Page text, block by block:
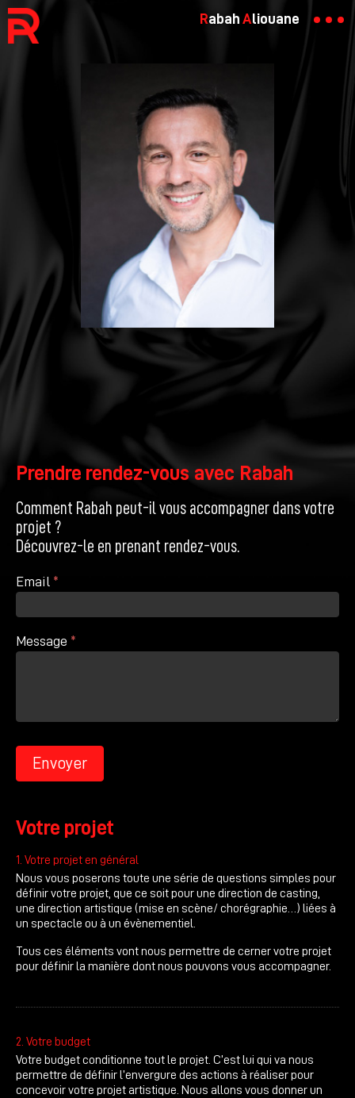
Rabah Aliouane
Prendre rendez-vous avec Rabah
Comment Rabah peut-il vous accompagner dans votre
projet ?
Découvrez-le en prenant rendez-vous.
Contact
Email *
Message *
Envoyer
Si
vous
un
humain,
ne
Votre projet
1. Votre projet en général
Nous vous poserons toute une série de questions simples pour
définir votre projet, que ce soit pour une direction de casting,
une direction artistique (mise en scène/ chorégraphie…) liées à
un spectacle ou à un évènementiel.
Tous ces éléments vont nous permettre de cerner votre projet
pour définir la manière dont nous pouvons vous accompagner.
2. Votre budget
Votre budget conditionne tout le projet. C’est lui qui va nous
permettre de définir l’envergure des actions à réaliser pour
concevoir votre projet artistique. Nous allons vous donner un